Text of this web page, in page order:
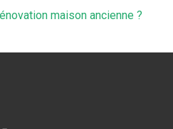
maison ancienne ?